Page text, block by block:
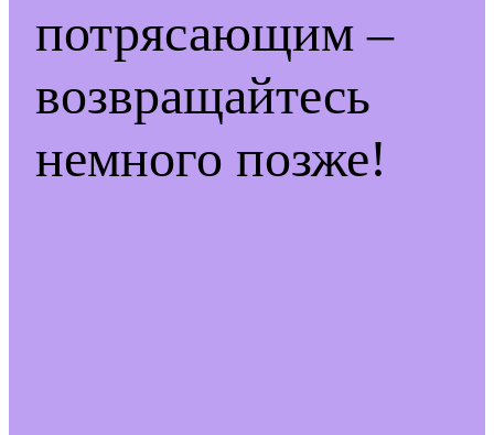
потрясающим –
возвращайтесь
немного позже!